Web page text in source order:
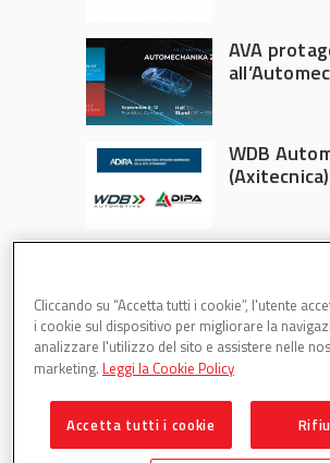
AVA
WDB
Partsweb è una testata di
Cliccando su “Accetta tutti i cookie”, l'utente
i cookie sul dispositivo per migliorare la
analizzare l'utilizzo del sito e assistere nelle
marketing. Leggi la Cookie Policy
Accetta tutti i cookie